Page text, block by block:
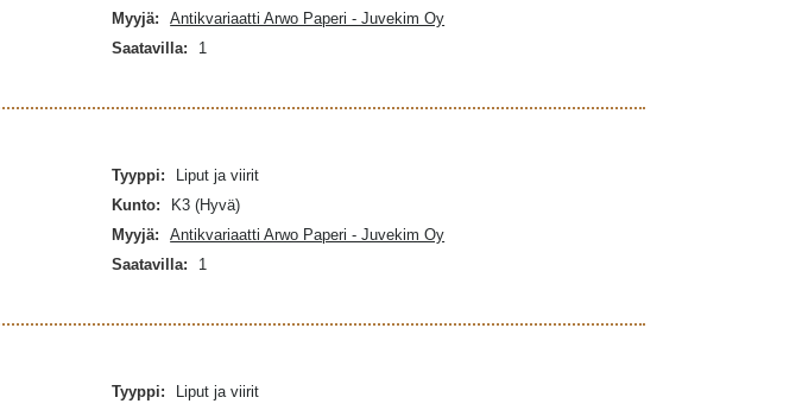
Myyjä:
Antikvariaatti Arwo Paperi - Juvekim Oy
Saatavilla:
1
Tyyppi:
Liput ja viirit
Kunto:
K3 (Hyvä)
Myyjä:
Antikvariaatti Arwo Paperi - Juvekim Oy
Saatavilla:
1
Tyyppi:
Liput ja viirit